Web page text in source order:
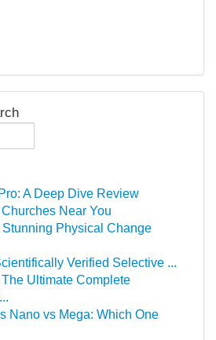
A Deep Dive Review
Near You
Physical Change
Verified Selective ...
Ultimate Complete
Nano vs Mega: Which One